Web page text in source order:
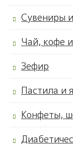
Сувениры
Чай, кофе
Зефир
Пастила и
Конфеты,